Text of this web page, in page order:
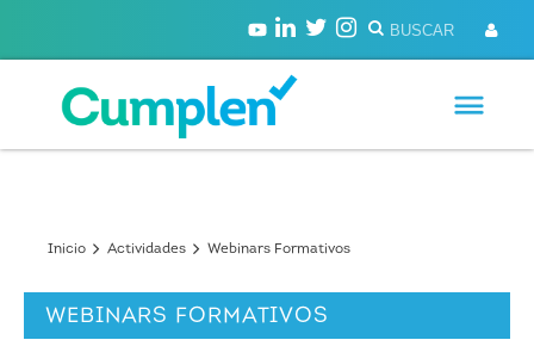
Inicio Actividades Webinars Formativos
WEBINARS FORMATIVOS